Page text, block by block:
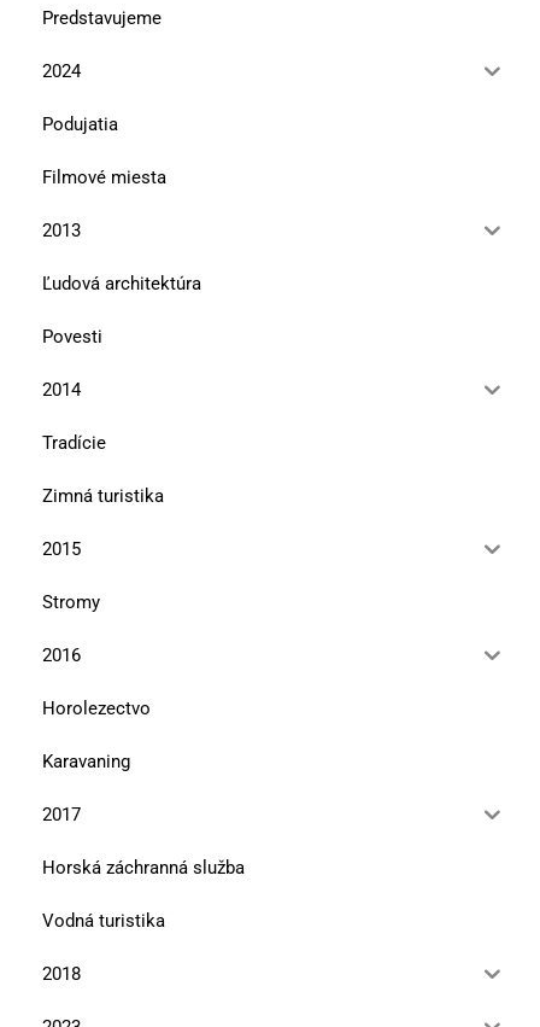
Predstavujeme
2024
Podujatia
Filmové miesta
2013
Ľudová architektúra
Povesti
2014
Tradície
Zimná turistika
2015
Stromy
2016
Horolezectvo
Karavaning
2017
Horská záchranná služba
Vodná turistika
2018